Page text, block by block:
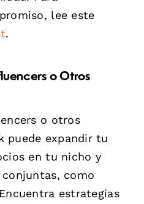
lee este
.
o Otros
o otros
puede expandir tu
en tu nicho y
como
estrategias